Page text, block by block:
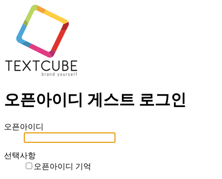
오픈아이디 게스트 로그인
오픈아이디
선택사항
오픈아이디 기억